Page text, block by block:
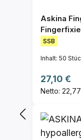
Askina
SSB
Inhalt: 50
Regulärer
27,10 €
Netto: